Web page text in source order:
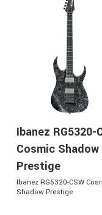
Ibanez RG5320-
Cosmic Shadow
Prestige
Ibanez RG5320-CSW
Shadow Prestige